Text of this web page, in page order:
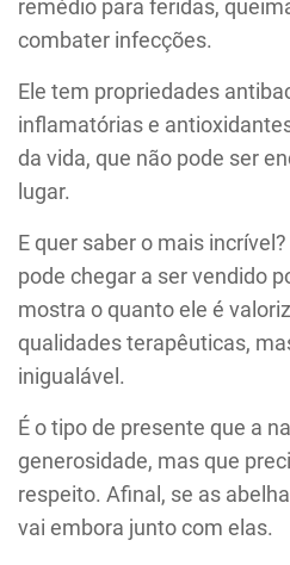
remédio para feridas,
combater infecções.
Ele tem propriedades
inflamatórias e
da vida, que não pode ser
lugar.
E quer saber o mais
pode chegar a ser vendido
mostra o quanto ele é
qualidades terapêuticas,
inigualável.
É o tipo de presente que a
generosidade, mas que
respeito. Afinal, se as
vai embora junto com elas.